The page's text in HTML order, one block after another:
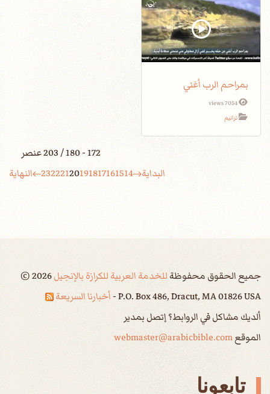
بمراحم الرب أغني
7054 views
ترانيم
172 - 180 / 203 عنصر
البداية
14
15
16
17
18
19
20
21
22
23 النهاية
جميع الحقوق محفوظةللخدمة العربية للكرازة بالإنجيل ©2026
P.O. Box 486, Dracut, MA 01826 USA - أخبارنا السريعة
ألديك مشاكل في الروابط؟ إتصل بمدير
الموقعwebmaster@arabicbible.com
تابعونا